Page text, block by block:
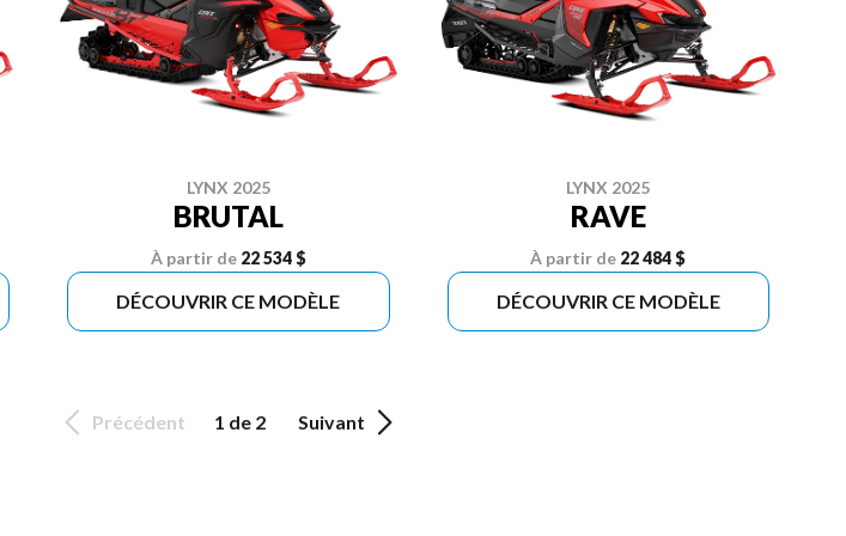
LYNX 2025
BRUTAL
À partir de 22 534 $
DÉCOUVRIR CE MODÈLE
LYNX 2025
RAVE
À partir de 22 484 $
DÉCOUVRIR CE MODÈLE
Précédent 1 de 2 Suivant